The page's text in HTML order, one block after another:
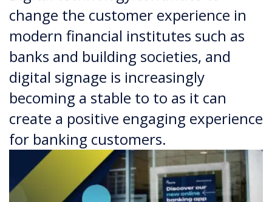
change the customer experience in
modern financial institutes such as
banks and building societies, and
digital signage is increasingly
becoming a stable to to as it can
create a positive engaging experience
for banking customers.